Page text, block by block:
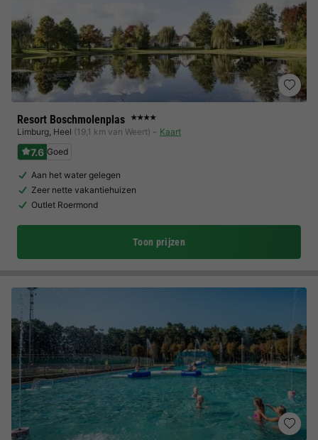
Resort Boschmolenplas ★★★★
Limburg, Heel (19,1 km van Weert) Kaart
7.6 Goed
Aan het water gelegen
Zeer nette vakantiehuizen
Outlet Roermond
Toon prijzen